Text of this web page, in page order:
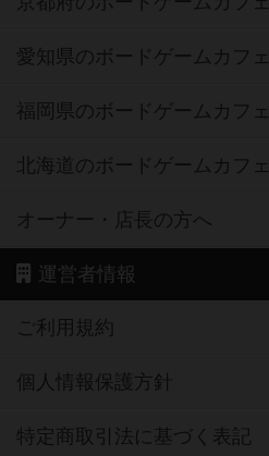
愛知県のボードゲームカフェ
福岡県のボードゲームカフェ
北海道のボードゲームカフェ
オーナー・店長の方へ
運営者情報
ご利用規約
個人情報保護方針
特定商取引法に基づく表記